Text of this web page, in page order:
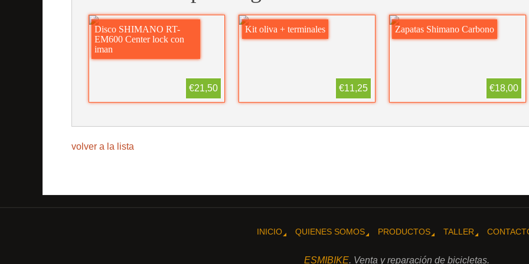
Disco SHIMANO RT-
EM600 Center lock con
iman
€21,50
Kit oliva + terminales
€11,25
Zapatas Shimano Carbono
€18,00
volver a la lista
INICIO QUIENES SOMOS PRODUCTOS TALLER
ESMIBIKE. Venta y reparación de bicicletas.